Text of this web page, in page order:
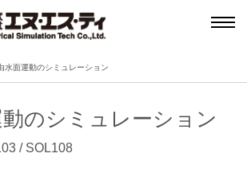
水面運動のシミュレーション
のシミュレーション
/ SOL108